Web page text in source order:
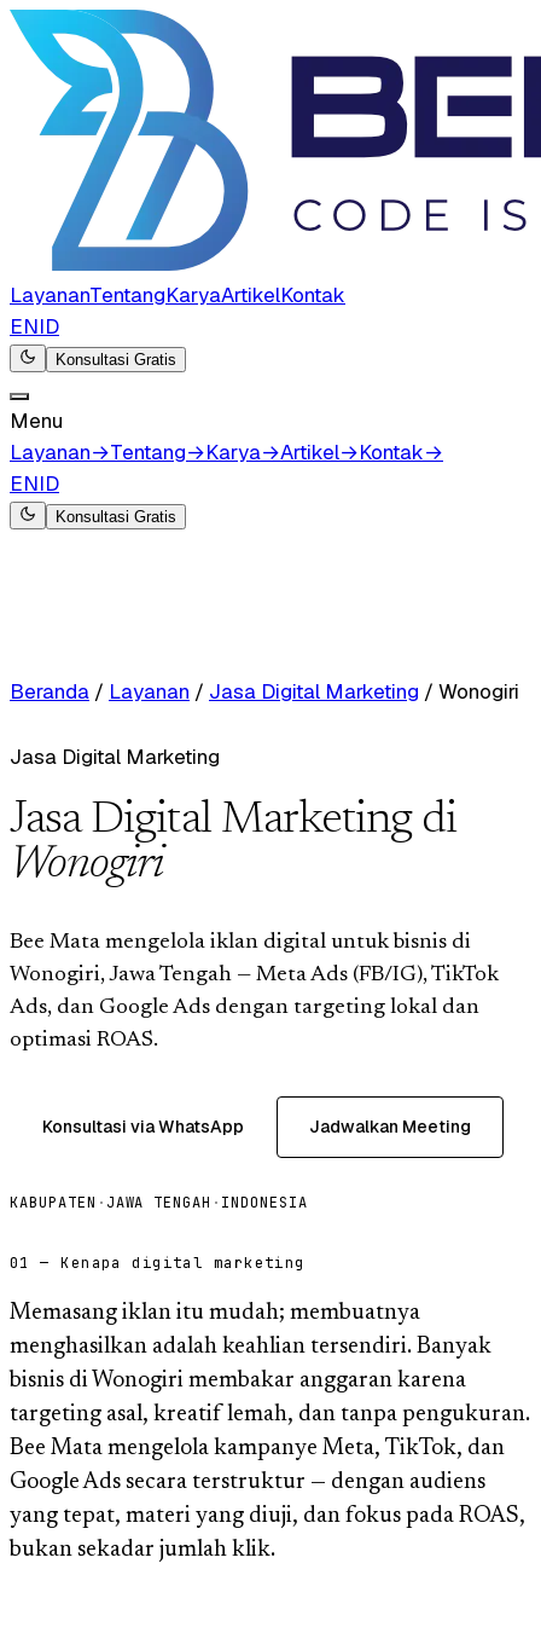
LayananTentangKaryaArtikelKontak
ENID
Konsultasi Gratis
Menu
Layanan→Tentang→Karya→Artikel→Kontak→
ENID
Konsultasi Gratis
Beranda / Layanan / Jasa Digital Marketing / Wonogiri
Jasa Digital Marketing
Jasa Digital Marketing di
Wonogiri
Bee Mata mengelola iklan digital untuk bisnis di
Wonogiri, Jawa Tengah — Meta Ads (FB/IG), TikTok
Ads, dan Google Ads dengan targeting lokal dan
optimasi ROAS.
Konsultasi via WhatsApp Jadwalkan Meeting
KABUPATEN · JAWA TENGAH · INDONESIA
01 — Kenapa digital marketing
Memasang iklan itu mudah; membuatnya
menghasilkan adalah keahlian tersendiri. Banyak
bisnis di Wonogiri membakar anggaran karena
targeting asal, kreatif lemah, dan tanpa pengukuran.
Bee Mata mengelola kampanye Meta, TikTok, dan
Google Ads secara terstruktur — dengan audiens
yang tepat, materi yang diuji, dan fokus pada ROAS,
bukan sekadar jumlah klik.